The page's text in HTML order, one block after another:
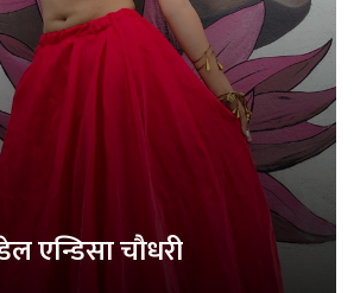
एन्डिसा चौधरी